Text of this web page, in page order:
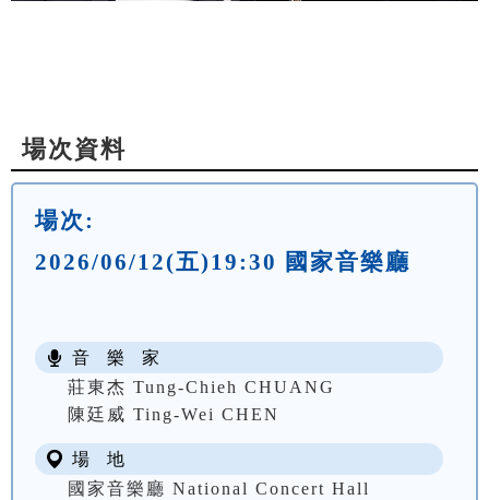
場次資料
場次:
2026/06/12(五)19:30 國家音樂廳
音 樂 家
莊東杰 Tung-Chieh CHUANG
陳廷威 Ting-Wei CHEN
場 地
國家音樂廳 National Concert Hall